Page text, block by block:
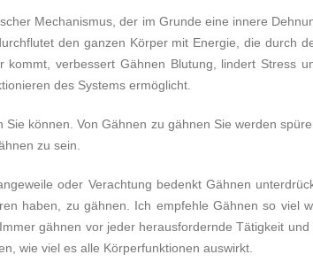
Mechanismus, der im Grunde eine innere
den ganzen Körper mit Energie, die durch
verbessert Gähnen Blutung, lindert Stress
des Systems ermöglicht.
können. Von Gähnen zu gähnen Sie werden
zu sein.
oder Verachtung bedenkt Gähnen
haben, zu gähnen. Ich empfehle Gähnen so viel
gähnen vor jeder herausfordernde Tätigkeit und
wie viel es alle Körperfunktionen auswirkt.